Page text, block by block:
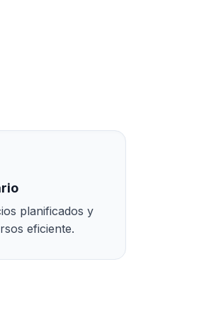
planificados y
eficiente.